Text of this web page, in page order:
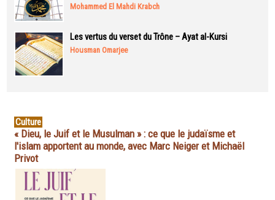
Mohammed El Mahdi Krabch
Les vertus du verset du Trône – Ayat al-Kursi
Housman Omarjee
Culture
« Dieu, le Juif et le Musulman » : ce que le judaïsme et
l'islam apportent au monde, avec Marc Neiger et Michaël
Privot